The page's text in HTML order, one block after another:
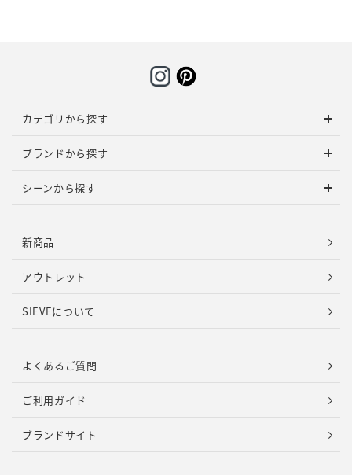
カテゴリから探す
ブランドから探す
シーンから探す
新商品
アウトレット
SIEVEについて
よくあるご質問
ご利用ガイド
ブランドサイト